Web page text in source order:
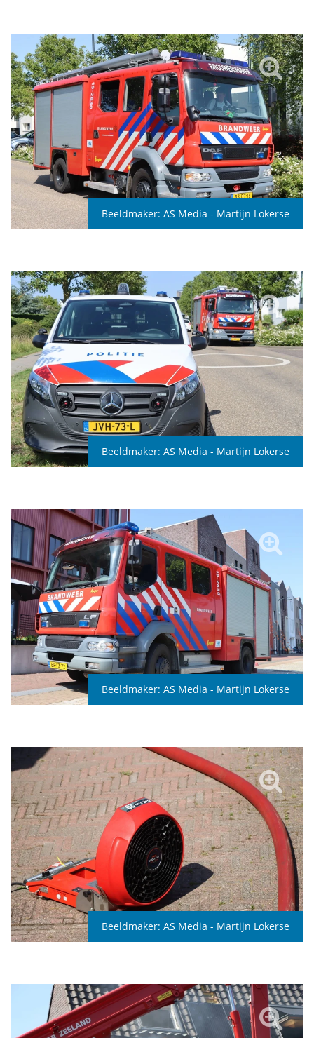
Beeldmaker: AS Media - Martijn Lokerse
Beeldmaker: AS Media - Martijn Lokerse
Beeldmaker: AS Media - Martijn Lokerse
Beeldmaker: AS Media - Martijn Lokerse